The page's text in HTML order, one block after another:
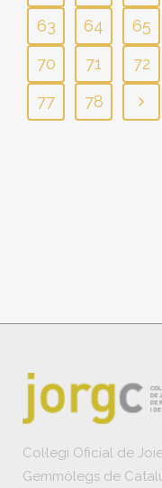
63
64 65
70
71 72
77
78
Col·legi Oficial de
Gemmòlegs de